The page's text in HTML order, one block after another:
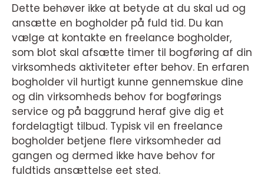
Dette behøver ikke at betyde at du skal ud og
ansætte en bogholder på fuld tid. Du kan
vælge at kontakte en freelance bogholder,
som blot skal afsætte timer til bogføring af din
virksomheds aktiviteter efter behov. En erfaren
bogholder vil hurtigt kunne gennemskue dine
og din virksomheds behov for bogførings
service og på baggrund heraf give dig et
fordelagtigt tilbud. Typisk vil en freelance
bogholder betjene flere virksomheder ad
gangen og dermed ikke have behov for
fuldtids ansættelse eet sted.